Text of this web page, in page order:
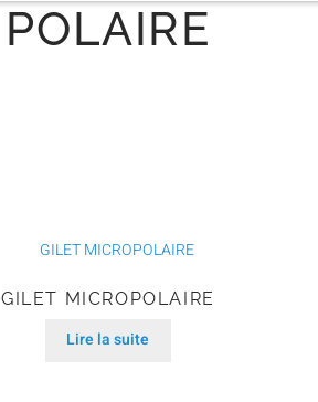
POLAIRE
GILET MICROPOLAIRE
Lire la suite